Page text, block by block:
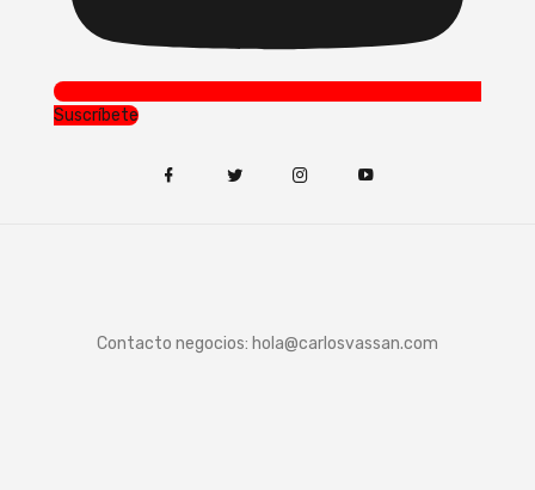
Suscríbete
Contacto negocios: hola@carlosvassan.com